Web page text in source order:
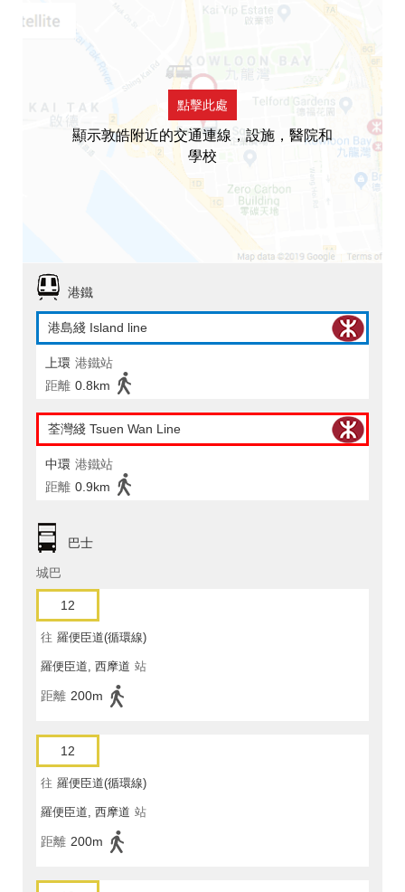
點擊此處
顯示敦皓附近的交通連線，設施，醫院和
學校
港鐵
港島綫 Island line
上環 港鐵站
距離 0.8km
荃灣綫 Tsuen Wan Line
中環 港鐵站
距離 0.9km
巴士
城巴
12
往 羅便臣道(循環線)
羅便臣道, 西摩道 站
距離 200m
12
往 羅便臣道(循環線)
羅便臣道, 西摩道 站
距離 200m